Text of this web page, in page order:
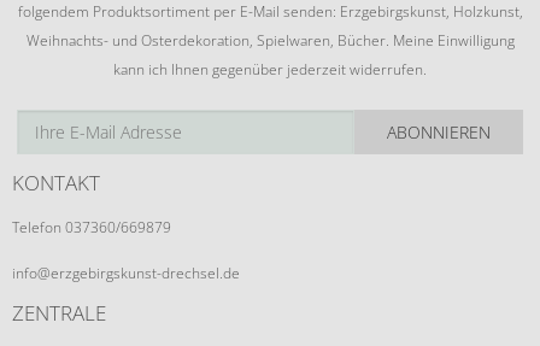
folgendem Produktsortiment per E-Mail senden: Erzgebirgskunst, Holzkunst,
Weihnachts- und Osterdekoration, Spielwaren, Bücher. Meine Einwilligung
kann ich Ihnen gegenüber jederzeit widerrufen.
ABONNIEREN
KONTAKT
Telefon 037360/669879
info@erzgebirgskunst-drechsel.de
ZENTRALE